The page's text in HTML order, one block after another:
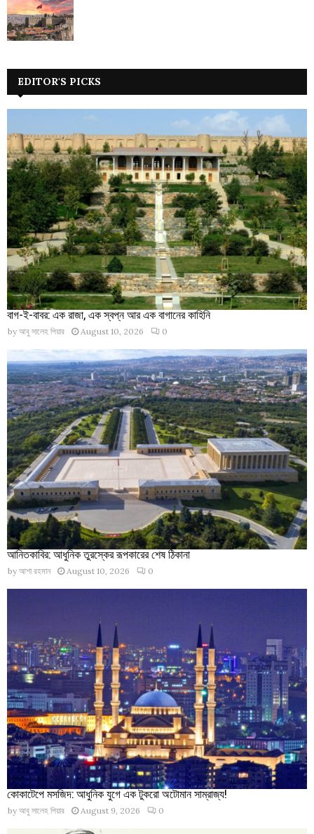
EDITOR'S PICKS
বাগ-ই-বাবর: এক রাজা, এক স্বপ্ন আর এক বাগানের কাহিনি
by আবু সালেহ পিয়ার August 10, 2026 0
আনিতকাবির: আধুনিক তুরস্কের রূপকারের শেষ ঠিকানা
by আশা রহমান August 10, 2026 0
কোকাটেপে মসজিদ: আধুনিক যুগে এক টুকরো অটোমান সাম্রাজ্য!
by আবু সালেহ পিয়ার August 9, 2026 0